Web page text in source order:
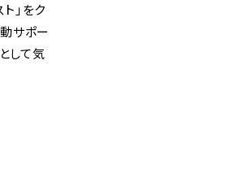
」をク
サポー
して気